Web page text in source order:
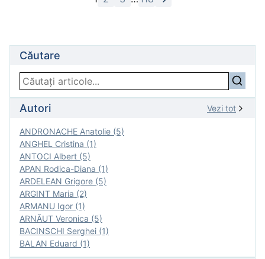
Căutare
Autori Vezi tot
ANDRONACHE Anatolie (5)
ANGHEL Cristina (1)
ANTOCI Albert (5)
APAN Rodica-Diana (1)
ARDELEAN Grigore (5)
ARGINT Maria (2)
ARMANU Igor (1)
ARNĂUT Veronica (5)
BACINSCHI Serghei (1)
BALAN Eduard (1)